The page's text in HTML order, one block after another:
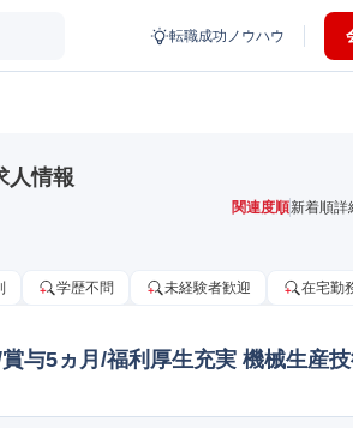
転職成功ノウハウ
人情報
関連度順新着順詳
学歴不問 未経験者歓迎 在宅勤
与5ヵ月/福利厚生充実 機械生産